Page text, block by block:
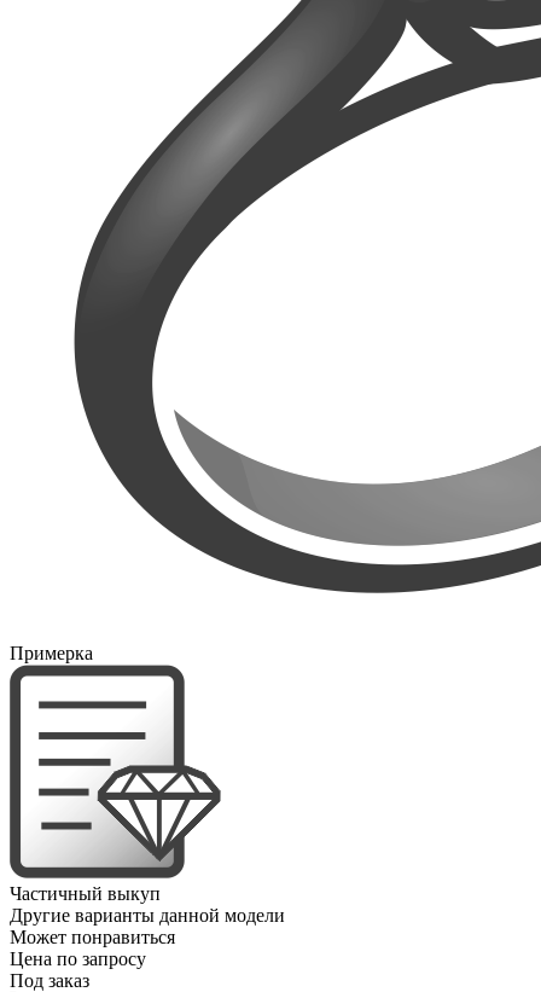
Примерка
Частичный выкуп
Другие варианты данной модели
Может понравиться
Цена по запросу
Под заказ